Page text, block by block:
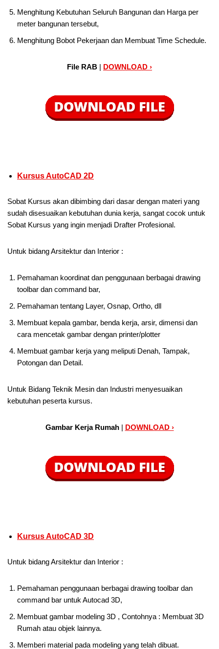
Menghitung Kebutuhan Seluruh Bangunan dan Harga per
meter bangunan tersebut,
Menghitung Bobot Pekerjaan dan Membuat Time Schedule.
File RAB | DOWNLOAD ›
Kursus AutoCAD 2D
Sobat Kursus akan dibimbing dari dasar dengan materi yang
sudah disesuaikan kebutuhan dunia kerja, sangat cocok untuk
Sobat Kursus yang ingin menjadi Drafter Profesional.
Untuk bidang Arsitektur dan Interior :
Pemahaman koordinat dan penggunaan berbagai drawing
toolbar dan command bar,
Pemahaman tentang Layer, Osnap, Ortho, dll
Membuat kepala gambar, benda kerja, arsir, dimensi dan
cara mencetak gambar dengan printer/plotter
Membuat gambar kerja yang meliputi Denah, Tampak,
Potongan dan Detail.
Untuk Bidang Teknik Mesin dan Industri menyesuaikan
kebutuhan peserta kursus.
Gambar Kerja Rumah | DOWNLOAD ›
Kursus AutoCAD 3D
Untuk bidang Arsitektur dan Interior :
Pemahaman penggunaan berbagai drawing toolbar dan
command bar untuk Autocad 3D,
Membuat gambar modeling 3D , Contohnya : Membuat 3D
Rumah atau objek lainnya.
Memberi material pada modeling yang telah dibuat.